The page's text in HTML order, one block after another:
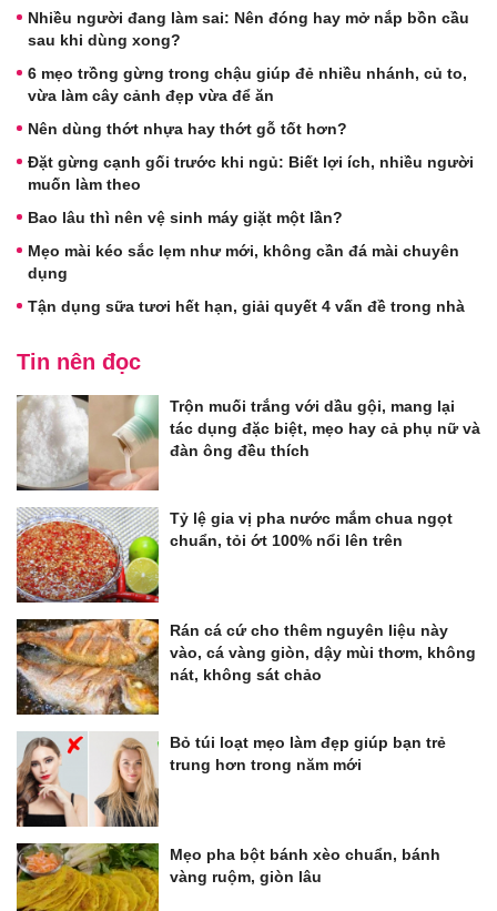
Nhiều người đang làm sai: Nên đóng hay mở nắp bồn cầu
sau khi dùng xong?
6 mẹo trồng gừng trong chậu giúp đẻ nhiều nhánh, củ to,
vừa làm cây cảnh đẹp vừa để ăn
Nên dùng thớt nhựa hay thớt gỗ tốt hơn?
Đặt gừng cạnh gối trước khi ngủ: Biết lợi ích, nhiều người
muốn làm theo
Bao lâu thì nên vệ sinh máy giặt một lần?
Mẹo mài kéo sắc lẹm như mới, không cần đá mài chuyên
dụng
Tận dụng sữa tươi hết hạn, giải quyết 4 vấn đề trong nhà
Tin nên đọc
Trộn muối trắng với dầu gội, mang lại
tác dụng đặc biệt, mẹo hay cả phụ nữ và
đàn ông đều thích
Tỷ lệ gia vị pha nước mắm chua ngọt
chuẩn, tỏi ớt 100% nổi lên trên
Rán cá cứ cho thêm nguyên liệu này
vào, cá vàng giòn, dậy mùi thơm, không
nát, không sát chảo
Bỏ túi loạt mẹo làm đẹp giúp bạn trẻ
trung hơn trong năm mới
Mẹo pha bột bánh xèo chuẩn, bánh
vàng ruộm, giòn lâu